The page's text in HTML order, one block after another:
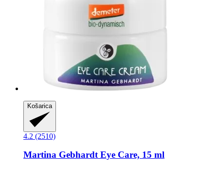
Košarica
4.2 (2510)
Martina GebhardtEye Care, 15 ml